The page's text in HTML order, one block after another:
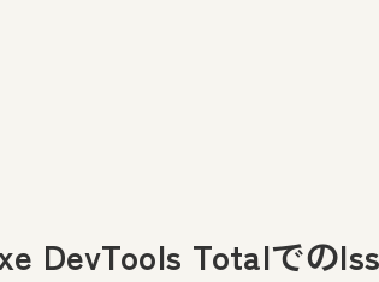
DevTools Totalでの